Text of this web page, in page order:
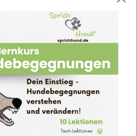
Verhaltensweisen
Gründe für das
oft in den einzelnen
es dazu kommt.
bei starker
Angst, sowie bei
auch bei
kann es